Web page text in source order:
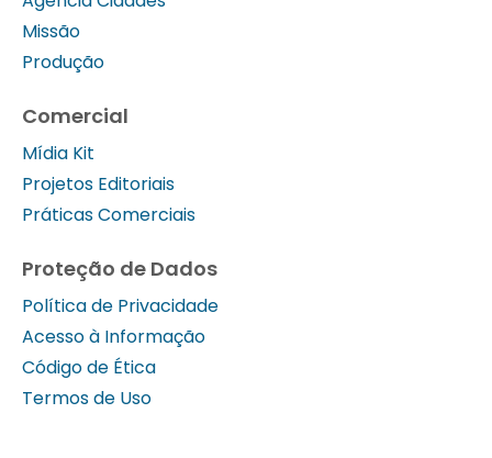
Missão
Produção
Comercial
Mídia Kit
Projetos Editoriais
Práticas Comerciais
Proteção de Dados
Política de Privacidade
Acesso à Informação
Código de Ética
Termos de Uso